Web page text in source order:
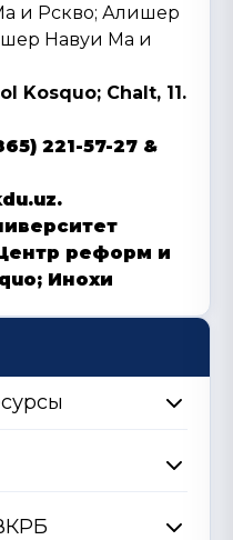
и Рскво; Алишер
Навуи Ма и
Kosquo; Chalt, 11.
221-57-27 &
реформ и
Инохи